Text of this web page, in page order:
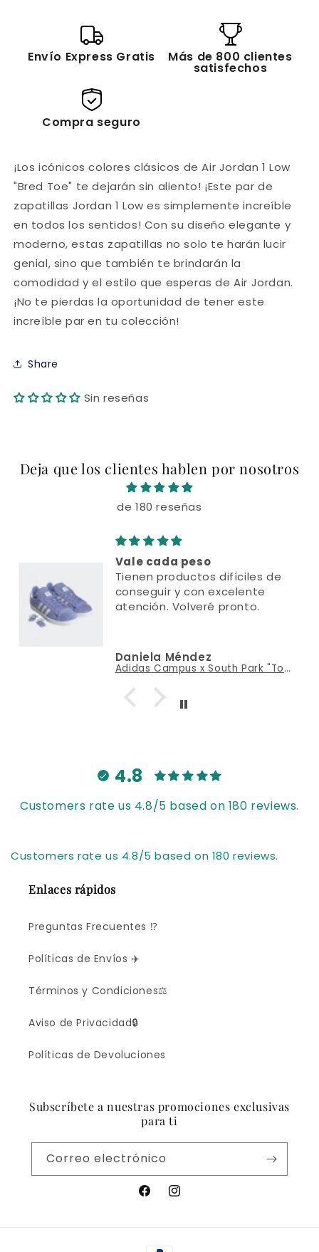
&quot;Bred
Toe&quot;
Toe&quot;
Envío Express Gratis Más de 800 clientes
satisfechos
Compra seguro
¡Los icónicos colores clásicos de Air Jordan 1 Low
"Bred Toe" te dejarán sin aliento! ¡Este par de
zapatillas Jordan 1 Low es simplemente increíble
en todos los sentidos! Con su diseño elegante y
moderno, estas zapatillas no solo te harán lucir
genial, sino que también te brindarán la
comodidad y el estilo que esperas de Air Jordan.
¡No te pierdas la oportunidad de tener este
increíble par en tu colección!
Share
Sin reseñas
Deja que los clientes hablen por nosotros
de 180 reseñas
productos difíciles de
y con excelente
Volveré pronto.
Adidas Campus x South Park "Toallin"
Fue un
quedó
4.8
Customers rate us 4.8/5 based on 180 reviews.
Customers rate us 4.8/5 based on 180 reviews.
Enlaces rápidos
Preguntas Frecuentes ⁉️
Políticas de Envíos ✈️
Términos y Condiciones⚖️
Aviso de Privacidad🔒
Políticas de Devoluciones
Subscríbete a nuestras promociones exclusivas
para ti
Correo electrónico
FacebookInstagram
Formas